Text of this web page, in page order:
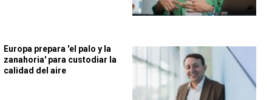
Europa prepara 'el palo y la
zanahoria' para custodiar la
calidad del aire